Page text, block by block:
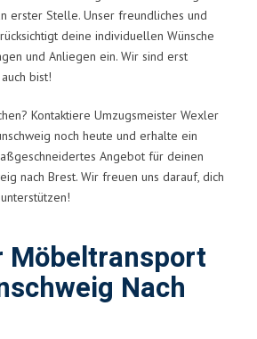
erster Stelle. Unser freundliches und
deine individuellen Wünsche
und Anliegen ein. Wir sind erst
bist!
Kontaktiere Umzugsmeister Wexler
noch heute und erhalte ein
Angebot für deinen
nach Brest. Wir freuen uns darauf, dich
Möbeltransport
Nach